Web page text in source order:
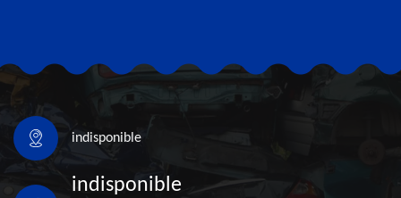
indisponible
indisponible